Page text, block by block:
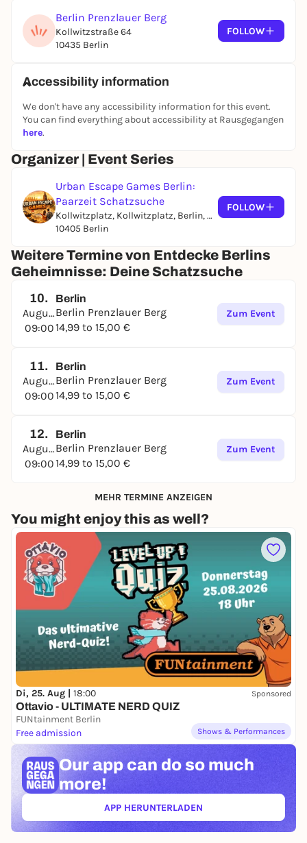
Berlin Prenzlauer Berg
Kollwitzstraße 64
10435 Berlin
FOLLOW
Accessibility information
We don't have any accessibility information for this event.
You can find everything about accessibility at Rausgegangen
here.
Organizer | Event Series
Urban Escape Games Berlin:
Paarzeit Schatzsuche
Kollwitzplatz, Kollwitzplatz, Berlin, Germany
10405 Berlin
FOLLOW
Weitere Termine von Entdecke Berlins
Geheimnisse: Deine Schatzsuche
10.
August
09:00
Berlin
Berlin Prenzlauer Berg
14,99 to 15,00 €
Zum Event
11.
August
09:00
Berlin
Berlin Prenzlauer Berg
14,99 to 15,00 €
Zum Event
12.
August
09:00
Berlin
Berlin Prenzlauer Berg
14,99 to 15,00 €
Zum Event
MEHR TERMINE ANZEIGEN
You might enjoy this as well?
Di, 25. Aug | 18:00 Sponsored
Ottavio - ULTIMATE NERD QUIZ
FUNtainment Berlin
Free admission
Shows & Performances
Our app can do so much
more!
APP HERUNTERLADEN(ÖFFNET IN NEUEM TAB)